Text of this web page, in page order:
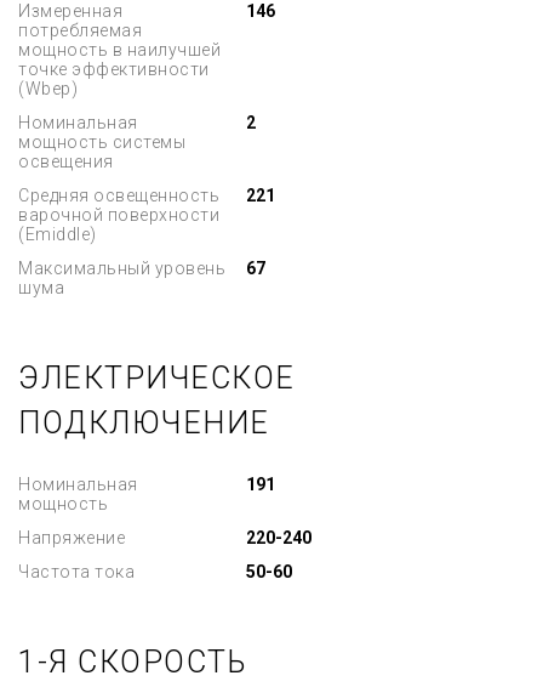
Измеренная
потребляемая
мощность в наилучшей
точке эффективности
(Wbep)
146
Номинальная
мощность системы
освещения
2
Средняя освещенность
варочной поверхности
(Emiddle)
221
Максимальный уровень
шума
67
ЭЛЕКТРИЧЕСКОЕ
ПОДКЛЮЧЕНИЕ
Номинальная
мощность
191
Напряжение
220-240
Частота тока
50-60
1-Я СКОРОСТЬ